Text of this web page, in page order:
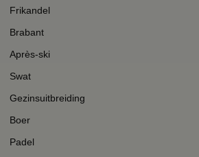
Frikandel
Brabant
Après-ski
Swat
Gezinsuitbreiding
Boer
Padel